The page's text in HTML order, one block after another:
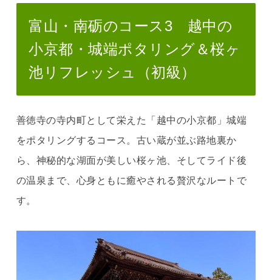
富山・南砺のコース3 越中の
小京都・城端ポタリング＆桜ヶ
池リフレッシュ（初級）
善徳寺の寺内町として栄えた「越中の小京都」城端
をポタリングするコース。古い蔵が並ぶ路地裏か
ら、神秘的な湖面が美しい桜ヶ池、そしてライド後
の温泉まで、心身ともに癒やされる贅沢なルートで
す。